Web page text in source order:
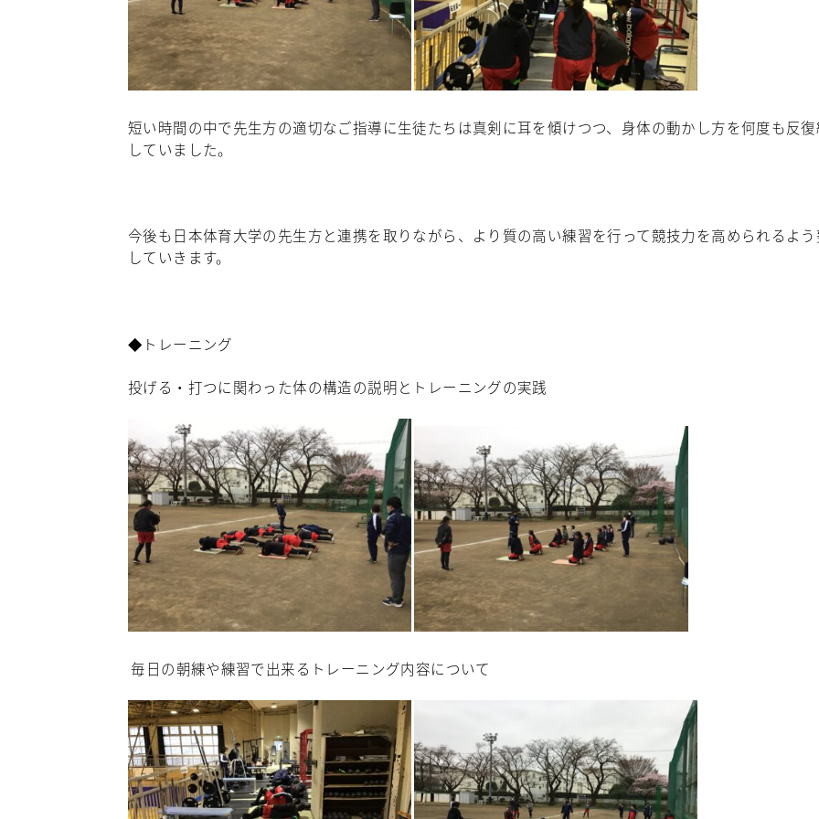
短い時間の中で先生方の適切なご指導に生徒たちは真剣に耳を傾けつつ、身体の動かし方を何度も反
していました。
今後も日本体育大学の先生方と連携を取りながら、より質の高い練習を行って競技力を高められるよ
していきます。
◆トレーニング
投げる・打つに関わった体の構造の説明とトレーニングの実践
毎日の朝練や練習で出来るトレーニング内容について